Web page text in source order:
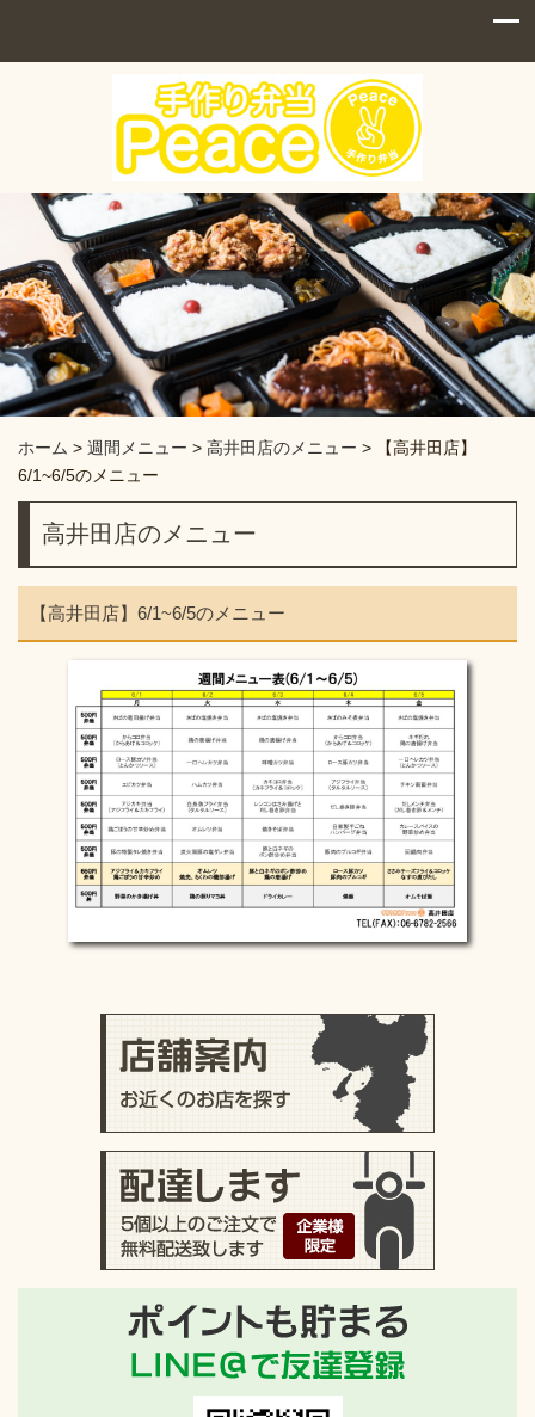
ホーム > 週間メニュー > 高井田店のメニュー >
【高井田店】
6/1~6/5のメニュー
高井田店のメニュー
【高井田店】6/1~6/5のメニュー